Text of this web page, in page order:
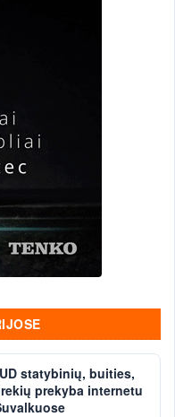
statybinių, buities,
prekyba internetu